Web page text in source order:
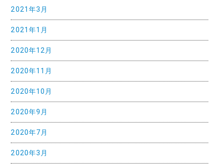
2021年3月
2021年1月
2020年12月
2020年11月
2020年10月
2020年9月
2020年7月
2020年3月